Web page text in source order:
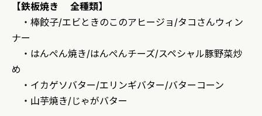
【鉄板焼き 全種類】
・棒餃子/エビときのこのアヒージョ/タコさんウィン
ナー
・はんぺん焼き/はんぺんチーズ/スペシャル豚野菜炒
め
・イカゲソバター/エリンギバター/バターコーン
・山芋焼き/じゃがバター